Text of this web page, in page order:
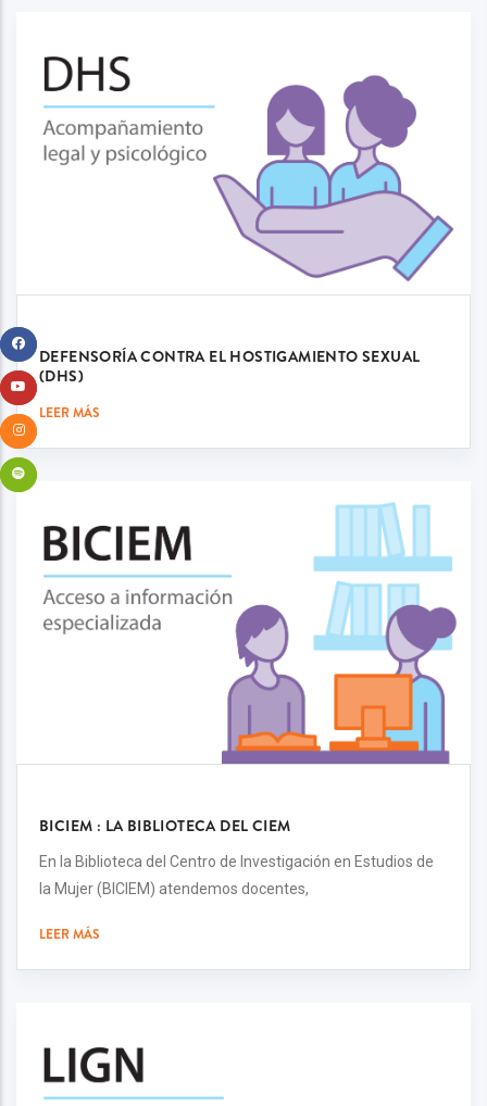
DEFENSORÍA CONTRA EL HOSTIGAMIENTO SEXUAL
(DHS)
LEER MÁS
BICIEM : LA BIBLIOTECA DEL CIEM
En la Biblioteca del Centro de Investigación en Estudios de
la Mujer (BICIEM) atendemos docentes,
LEER MÁS